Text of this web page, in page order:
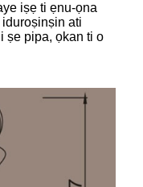
iṣẹ ti ẹnu-ọna
ati
ṣe pipa, ọkan ti o